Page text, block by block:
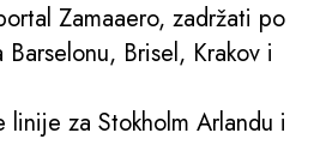
Zamaaero, zadržati po
Brisel, Krakov i
za Stokholm Arlandu i